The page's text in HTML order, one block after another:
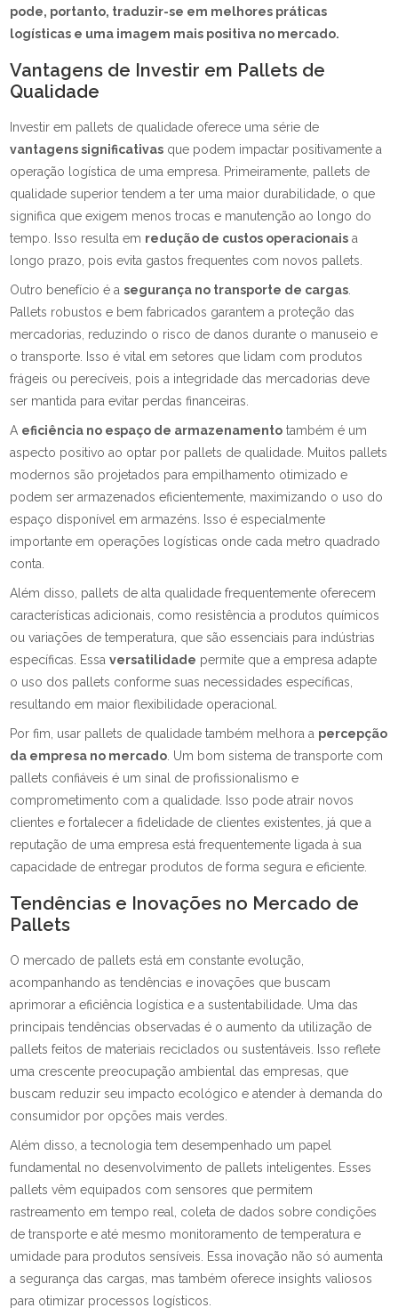
pode, portanto, traduzir-se em melhores práticas
logísticas e uma imagem mais positiva no mercado.
Vantagens de Investir em Pallets de
Qualidade
Investir em pallets de qualidade oferece uma série de
vantagens significativas que podem impactar positivamente a
operação logística de uma empresa. Primeiramente, pallets de
qualidade superior tendem a ter uma maior durabilidade, o que
significa que exigem menos trocas e manutenção ao longo do
tempo. Isso resulta em redução de custos operacionais a
longo prazo, pois evita gastos frequentes com novos pallets.
Outro benefício é asegurança no transporte de cargas
Pallets robustos e bem fabricados garantem a proteção das
mercadorias, reduzindo o risco de danos durante o manuseio e
o transporte. Isso é vital em setores que lidam com produtos
frágeis ou perecíveis, pois a integridade das mercadorias deve
ser mantida para evitar perdas financeiras.
A eficiência no espaço de armazenamento também é um
aspecto positivo ao optar por pallets de qualidade. Muitos pallets
modernos são projetados para empilhamento otimizado e
podem ser armazenados eficientemente, maximizando o uso do
espaço disponível em armazéns. Isso é especialmente
importante em operações logísticas onde cada metro quadrado
conta.
Além disso, pallets de alta qualidade frequentemente oferecem
características adicionais, como resistência a produtos químicos
ou variações de temperatura, que são essenciais para indústrias
específicas. Essaversatilidade permite que a empresa adapte
o uso dos pallets conforme suas necessidades específicas,
resultando em maior flexibilidade operacional.
Por fim, usar pallets de qualidade também melhora a percepção
da empresa no mercado . Um bom sistema de transporte com
pallets confiáveis é um sinal de profissionalismo e
comprometimento com a qualidade. Isso pode atrair novos
clientes e fortalecer a fidelidade de clientes existentes, já que a
reputação de uma empresa está frequentemente ligada à sua
capacidade de entregar produtos de forma segura e eficiente.
Tendências e Inovações no Mercado de
Pallets
O mercado de pallets está em constante evolução,
acompanhando as tendências e inovações que buscam
aprimorar a eficiência logística e a sustentabilidade. Uma das
principais tendências observadas é o aumento da utilização de
pallets feitos de materiais reciclados ou sustentáveis. Isso reflete
uma crescente preocupação ambiental das empresas, que
buscam reduzir seu impacto ecológico e atender à demanda do
consumidor por opções mais verdes.
Além disso, a tecnologia tem desempenhado um papel
fundamental no desenvolvimento de pallets inteligentes. Esses
pallets vêm equipados com sensores que permitem
rastreamento em tempo real, coleta de dados sobre condições
de transporte e até mesmo monitoramento de temperatura e
umidade para produtos sensíveis. Essa inovação não só aumenta
a segurança das cargas, mas também oferece insights valiosos
para otimizar processos logísticos.